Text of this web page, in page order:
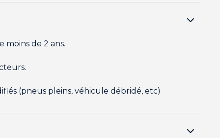
de 2 ans.
(pneus pleins, véhicule débridé, etc)